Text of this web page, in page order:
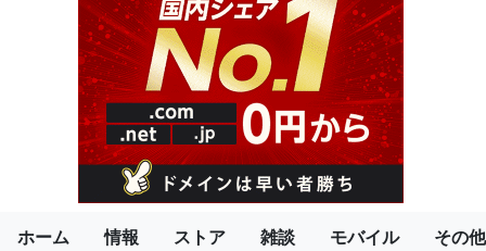
ホーム 情報 ストア 雑談 モバイル その他